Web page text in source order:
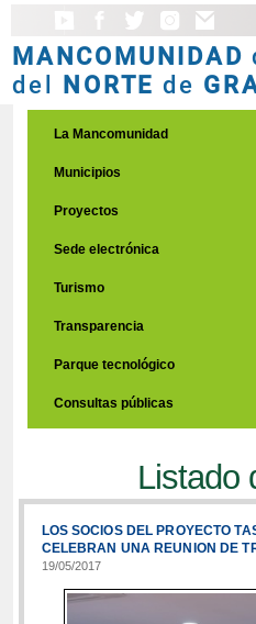
MANCOMUNIDAD
del NORTE de
La Mancomunidad
Municipios
Proyectos
Sede electrónica
Turismo
Transparencia
Parque tecnológico
Consultas públicas
Listado
LOS SOCIOS DEL PROYECTO
CELEBRAN UNA REUNION DE
19/05/2017